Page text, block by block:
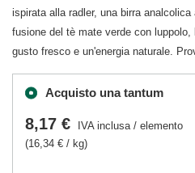
ispirata alla radler, una birra
fusione del tè mate verde con
gusto fresco e un'energia naturale.
Acquisto una tantum
8,17 € IVA inclusa/ elemento
(16,34 € / kg)